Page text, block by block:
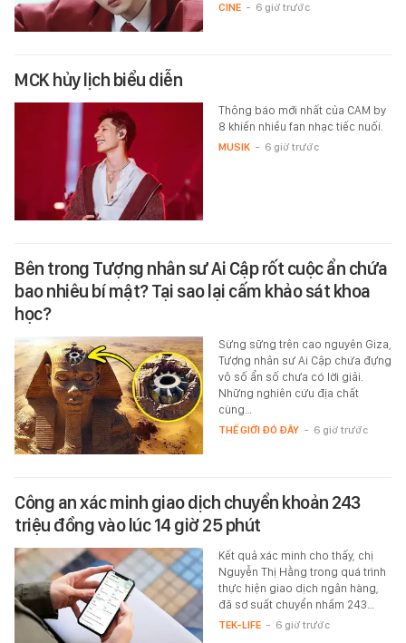
CINE - 6 giờ trước
MCK hủy lịch biểu diễn
Thông báo mới nhất của CAM by
8 khiến nhiều fan nhạc tiếc nuối.
MUSIK - 6 giờ trước
Bên trong Tượng nhân sư Ai Cập rốt cuộc ẩn chứa
bao nhiêu bí mật? Tại sao lại cấm khảo sát khoa
học?
Sừng sững trên cao nguyên Giza,
Tượng nhân sư Ai Cập chứa đựng
vô số ẩn số chưa có lời giải.
Những nghiên cứu địa chất
cùng…
THẾ GIỚI ĐÓ ĐÂY - 6 giờ trước
Công an xác minh giao dịch chuyển khoản 243
triệu đồng vào lúc 14 giờ 25 phút
Kết quả xác minh cho thấy, chị
Nguyễn Thị Hằng trong quá trình
thực hiện giao dịch ngân hàng,
đã sơ suất chuyển nhầm 243…
TEK-LIFE - 6 giờ trước